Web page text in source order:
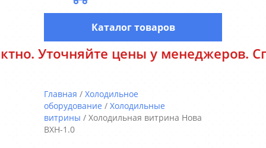
цены у менеджеров.
Каталог товаров
Главная / Холодильное
оборудование / Холодильные
витрины / Холодильная витрина Нова
ВХН-1.0